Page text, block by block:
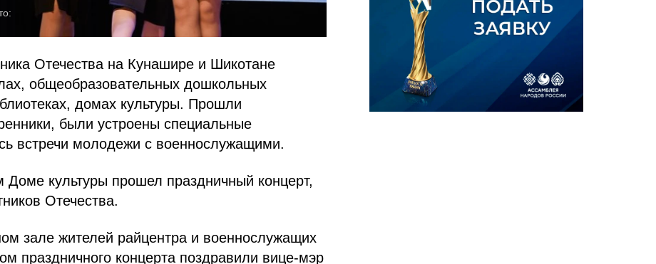
Отечества на Кунашире и Шикотане
общеобразовательных дошкольных
домах культуры. Прошли
были устроены специальные
встречи молодежи с военнослужащими.
культуры прошел праздничный концерт,
Отечества.
зале жителей райцентра и военнослужащих
праздничного концерта поздравили вице-мэр